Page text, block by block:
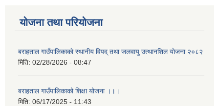
योजना तथा परियोजना
बराहताल गाउँपालिकाकाे स्थानीय विपद् तथा जलवायु उत्थानशिल याेजना २०८२
मिति: 02/28/2026 - 08:47
बराहताल गाउँपालिकाको शिक्षा योजना ।।।
मिति: 06/17/2025 - 11:43